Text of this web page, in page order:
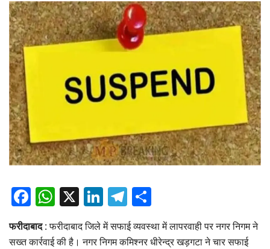
Facebook
WhatsApp
X LinkedIn
Telegram
फरीदाबाद :फरीदाबाद जिले में सफाई व्यवस्था में लापरवाही पर नगर निगम ने
सख्त कार्रवाई की है। नगर निगम कमिश्नर धीरेन्द्र खड़गटा ने चार सफाई